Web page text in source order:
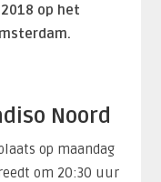
op het
Noord
op maandag
om 20:30 uur